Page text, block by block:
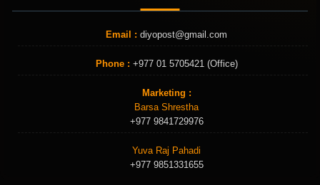
Email : diyopost@gmail.com
Phone : +977 01 5705421 (Office)
Marketing :
Barsa Shrestha
+977 9841729976
Yuva Raj Pahadi
+977 9851331655